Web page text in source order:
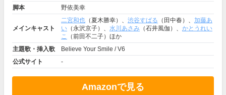
脚本
野依美幸
メインキャスト
二宮和也 （夏木勝幸）、 渋谷すばる （田中春）、 加藤あ
い （永沢京子）、 水川あさみ （石井風伽）、 かとうれい
こ
（前田不二子）ほか
主題歌・挿入歌
Believe Your Smile / V6
公式サイト
-
Amazonで見る